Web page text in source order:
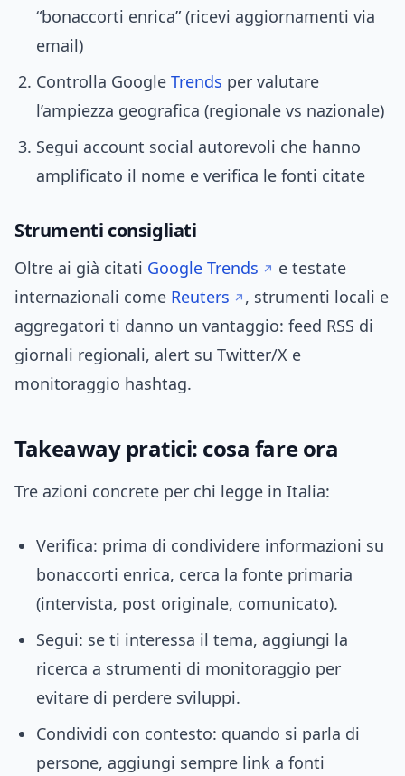
“bonaccorti enrica” (ricevi aggiornamenti via
email)
Controlla Google Trends per valutare
l’ampiezza geografica (regionale vs nazionale)
Segui account social autorevoli che hanno
amplificato il nome e verifica le fonti citate
Strumenti consigliati
Oltre ai già citati Google Trends
e testate
internazionali come Reuters
, strumenti locali e
aggregatori ti danno un vantaggio: feed RSS di
giornali regionali, alert su Twitter/X e
monitoraggio hashtag.
Takeaway pratici: cosa fare ora
Tre azioni concrete per chi legge in Italia:
Verifica: prima di condividere informazioni su
bonaccorti enrica, cerca la fonte primaria
(intervista, post originale, comunicato).
Segui: se ti interessa il tema, aggiungi la
ricerca a strumenti di monitoraggio per
evitare di perdere sviluppi.
Condividi con contesto: quando si parla di
persone, aggiungi sempre link a fonti